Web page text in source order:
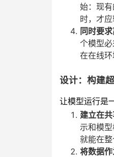
始：现
时，才
同时要求
个模型
在在线环
设计：构建
让模型运行是
建立在
示和模
就能在整
将数据作